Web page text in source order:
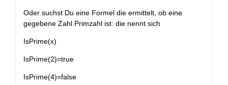
Oder suchst Du eine Formel die ermittelt, ob eine
gegebene Zahl Primzahl ist: die nennt sich
IsPrime(x)
IsPrime(2)=true
IsPrime(4)=false